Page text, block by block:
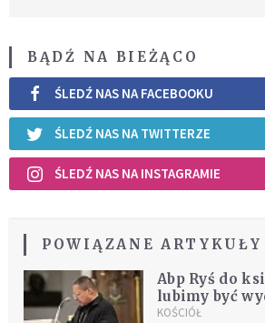
BĄDŹ NA BIEŻĄCO
ŚLEDŹ NAS NA FACEBOOKU
ŚLEDŹ NAS NA TWITTERZE
ŚLEDŹ NAS NA INSTAGRAMIE
POWIĄZANE ARTYKUŁY
Abp Ryś do
lubimy być
ludzi. My
KOŚCIÓŁ